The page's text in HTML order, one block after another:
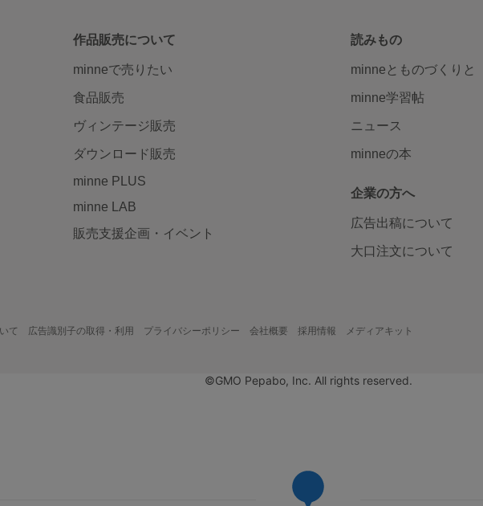
作品販売について
minneで売りたい
食品販売
ヴィンテージ販売
ダウンロード販売
minne PLUS
minne LAB
販売支援企画・イベント
読みもの
minneとものづくりと
minne学習帖
ニュース
minneの本
企業の方へ
広告出稿について
大口注文について
て 広告識別子の取得・利用 プライバシーポリシー 会社概要 採用情報 メディアキット
©GMO Pepabo, Inc. All rights reserved.